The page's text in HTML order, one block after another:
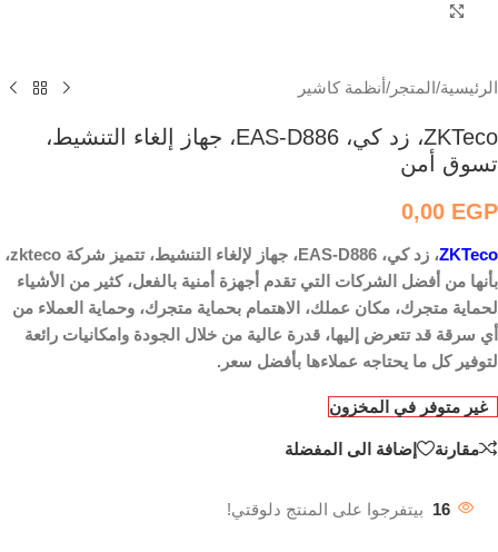
الرئيسية/المتجر /أنظمة كاشير
ZKTeco، زد كي، EAS-D886، جهاز إلغاء التنشيط،
تسوق أمن
0,00 EGP
ZKTeco
، زد كي، EAS-D886، جهاز لإلغاء التنشيط، تتميز شركة zkteco،
بأنها من أفضل الشركات التي تقدم أجهزة أمنية بالفعل، كثير من الأشياء
لحماية متجرك، مكان عملك، الاهتمام بحماية متجرك، وحماية العملاء من
أي سرقة قد تتعرض إليها، قدرة عالية من خلال الجودة وامكانيات رائعة
لتوفير كل ما يحتاجه عملاءها بأفضل سعر.
غير متوفر في المخزون
مقارنة إضافة الى المفضلة
16 بيتفرجوا على المنتج دلوقتي!